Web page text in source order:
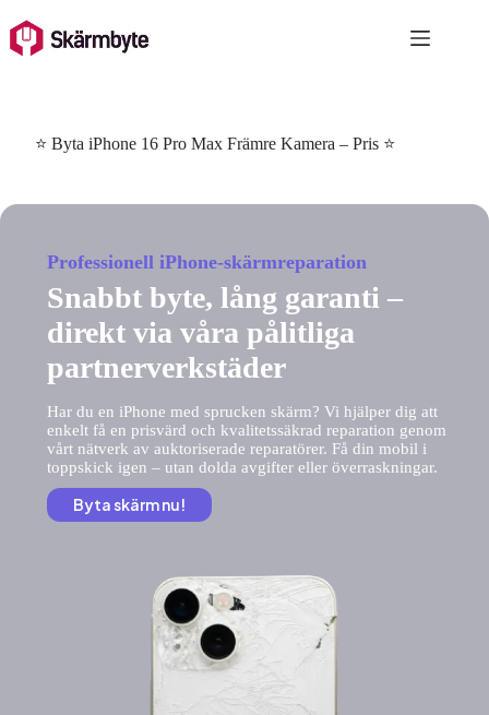
to
content
⭐ Byta iPhone 16 Pro Max Främre Kamera – Pris ⭐
Professionell iPhone-skärmreparation
Snabbt byte, lång garanti –
direkt via våra pålitliga
partnerverkstäder
Har du en iPhone med sprucken skärm? Vi hjälper dig att
enkelt få en prisvärd och kvalitetssäkrad reparation genom
vårt nätverk av auktoriserade reparatörer. Få din mobil i
toppskick igen – utan dolda avgifter eller överraskningar.
Byta skärm nu!